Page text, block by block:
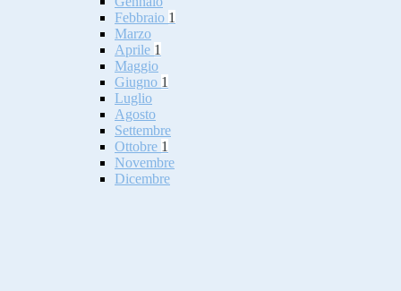
Febbraio 1
Marzo
Aprile 1
Maggio
Giugno 1
Luglio
Agosto
Settembre
Ottobre 1
Novembre
Dicembre